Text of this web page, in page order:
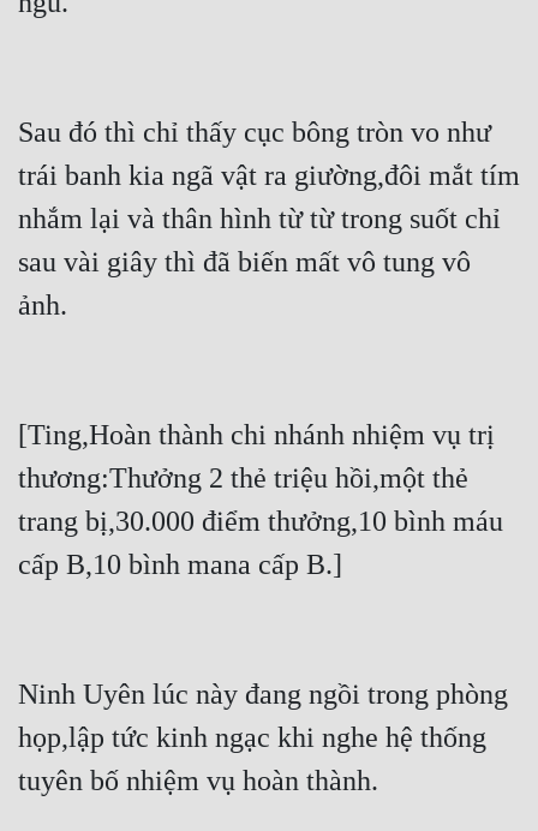
Sau đó thì chỉ thấy cục bông tròn vo như
trái banh kia ngã vật ra giường,đôi mắt tím
nhắm lại và thân hình từ từ trong suốt chỉ
sau vài giây thì đã biến mất vô tung vô
ảnh.
[Ting,Hoàn thành chi nhánh nhiệm vụ trị
thương:Thưởng 2 thẻ triệu hồi,một thẻ
trang bị,30.000 điểm thưởng,10 bình máu
cấp B,10 bình mana cấp B.]
Ninh Uyên lúc này đang ngồi trong phòng
họp,lập tức kinh ngạc khi nghe hệ thống
tuyên bố nhiệm vụ hoàn thành.